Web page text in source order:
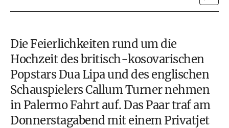
Die Feierlichkeiten rund um die
Hochzeit des britisch-kosovarischen
Popstars Dua Lipa und des englischen
Schauspielers Callum Turner nehmen
in Palermo Fahrt auf. Das Paar traf am
Donnerstagabend mit einem Privatjet